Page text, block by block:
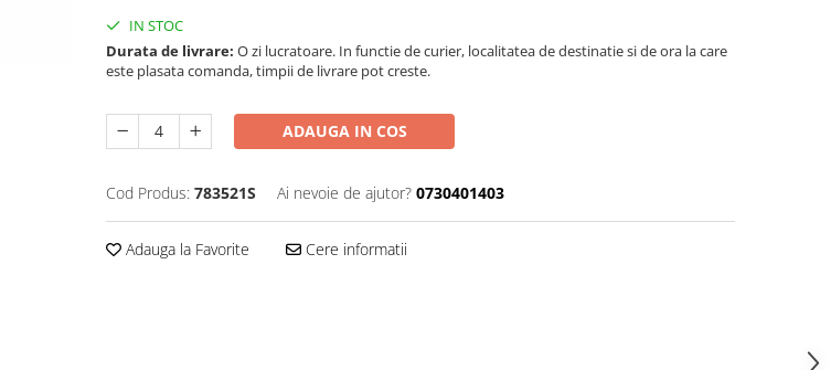
IN STOC
Durata de livrare: O zi lucratoare. In functie de curier, localitatea de destinatie si de ora la care
este plasata comanda, timpii de livrare pot creste.
ADAUGA IN COS
Cod Produs: 783521S Ai nevoie de ajutor? 0730401403
Adauga la Favorite Cere informatii